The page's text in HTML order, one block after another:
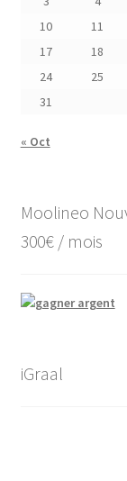
10
11
17
18
24
25
31
« Oct
Moolineo
300€ / mois
iGraal